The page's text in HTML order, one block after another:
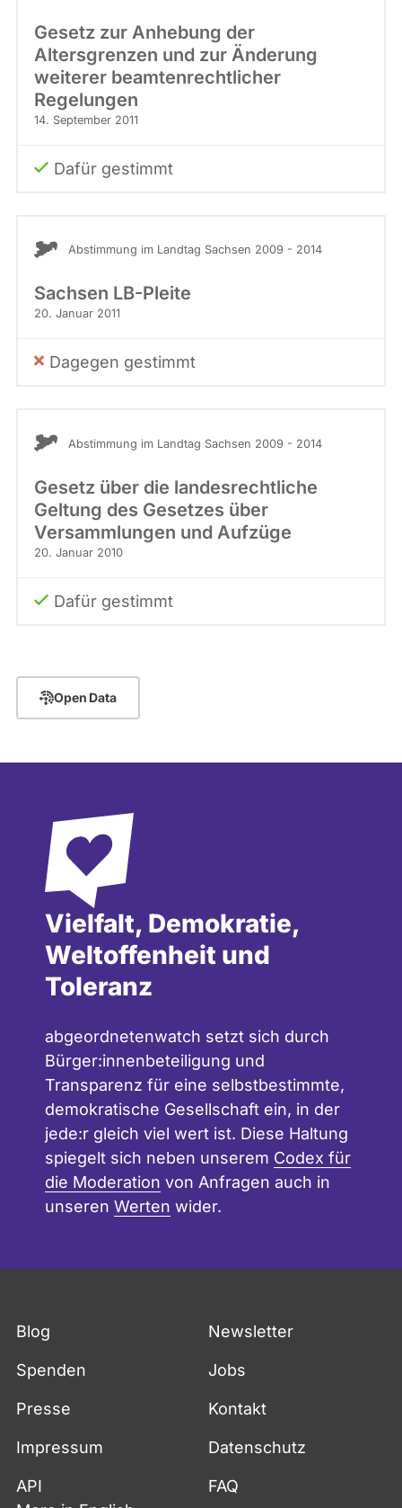
Gesetz zur Anhebung der
Altersgrenzen und zur Änderung
weiterer beamtenrechtlicher
Regelungen
14. September 2011
Dafür gestimmt
Abstimmung im Landtag Sachsen 2009 - 2014
Sachsen LB-Pleite
20. Januar 2011
Dagegen gestimmt
Abstimmung im Landtag Sachsen 2009 - 2014
Gesetz über die landesrechtliche
Geltung des Gesetzes über
Versammlungen und Aufzüge
20. Januar 2010
Dafür gestimmt
Open Data
Vielfalt, Demokratie,
Weltoffenheit und
Toleranz
abgeordnetenwatch setzt sich durch
Bürger:innenbeteiligung und
Transparenz für eine selbstbestimmte,
demokratische Gesellschaft ein, in der
jede:r gleich viel wert ist. Diese Haltung
spiegelt sich neben unserem Codex für
die Moderation von Anfragen auch in
unseren Werten wider.
Blog Newsletter
Spenden Jobs
Presse Kontakt
Impressum Datenschutz
API
FAQ